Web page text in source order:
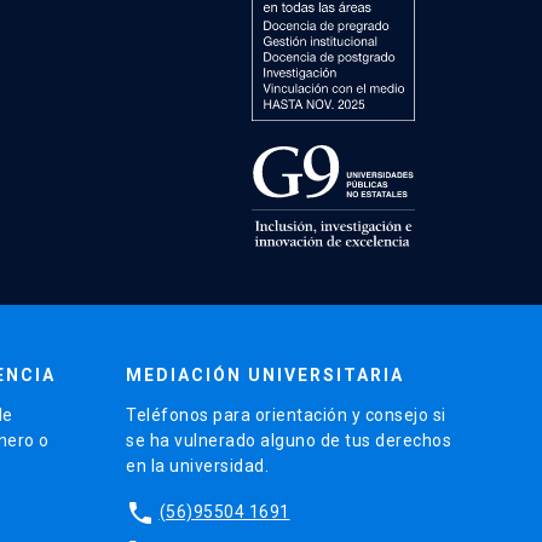
o
MEDIACIÓN UNIVERSITARIA
Teléfonos para orientación y consejo si
se ha vulnerado alguno de tus derechos
en la universidad.
phone (56)95504 1691